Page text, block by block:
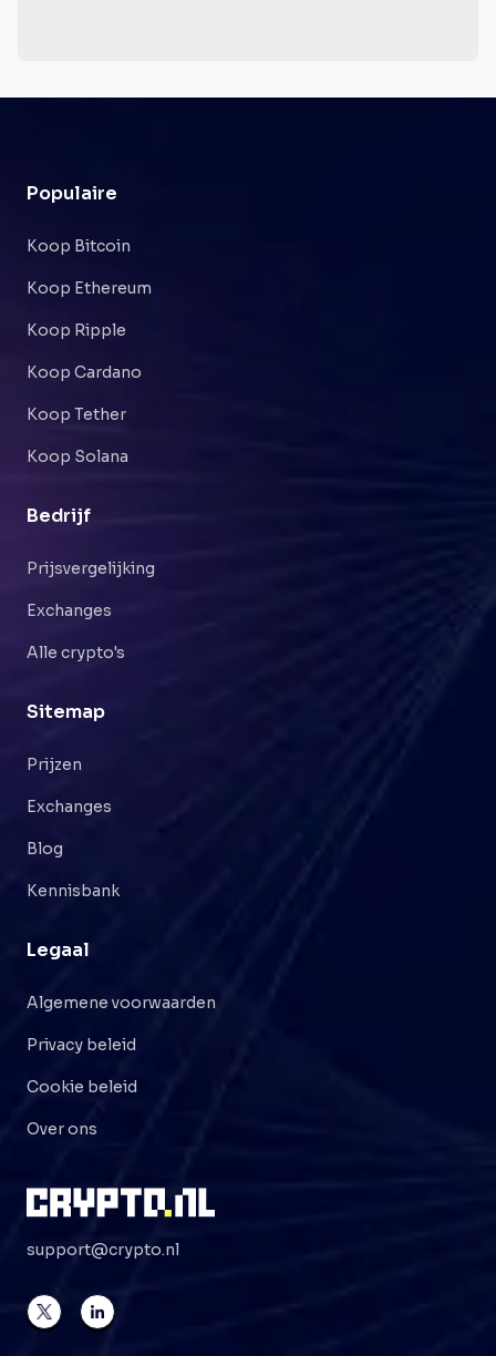
Populaire
Koop Bitcoin
Koop Ethereum
Koop Ripple
Koop Cardano
Koop Tether
Koop Solana
Bedrijf
Prijsvergelijking
Exchanges
Alle crypto's
Sitemap
Prijzen
Exchanges
Blog
Kennisbank
Legaal
Algemene voorwaarden
Privacy beleid
Cookie beleid
Over ons
support@crypto.nl